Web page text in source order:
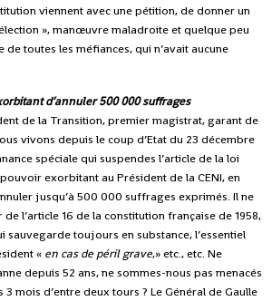
viennent avec une pétition, de donner un
», manœuvre maladroite et quelque peu
toutes les méfiances, qui n’avait aucune
d’annuler 500 000 suffrages
de la Transition, premier magistrat, garant de
vivons depuis le coup d’Etat du 23 décembre
spéciale qui suspendes l’article de la loi
exorbitant au Président de la CENI, en
jusqu’à 500 000 suffrages exprimés. Il ne
l’article 16 de la constitution française de 1958,
sauvegarde toujours en substance, l’essentiel
« en cas de péril grave,» etc., etc. Ne
depuis 52 ans, ne sommes-nous pas menacés
mois d’entre deux tours ? Le Général de Gaulle